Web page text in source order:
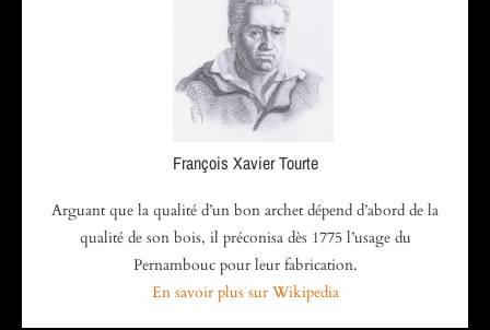
François Xavier Tourte
Arguant que la qualité d’un bon archet dépend d’abord de la
qualité de son bois, il préconisa dès 1775 l’usage du
Pernambouc pour leur fabrication.
En savoir plus sur Wikipedia